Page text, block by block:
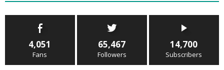
4,051
Fans
65,467
Followers
14,700
Subscribers